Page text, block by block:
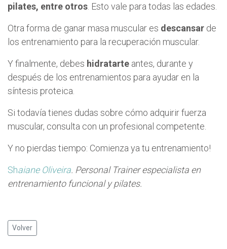
pilates, entre otros . Esto vale para todas las edades.
Otra forma de ganar masa muscular es descansar de
los entrenamiento para la recuperación muscular.
Y finalmente, debes hidratarte antes, durante y
después de los entrenamientos para ayudar en la
síntesis proteica.
Si todavía tienes dudas sobre cómo adquirir fuerza
muscular, consulta con un profesional competente.
Y no pierdas tiempo: Comienza ya tu entrenamiento!
Shaiane Oliveira. Personal Trainer especialista en
entrenamiento funcional y pilates.
Volver